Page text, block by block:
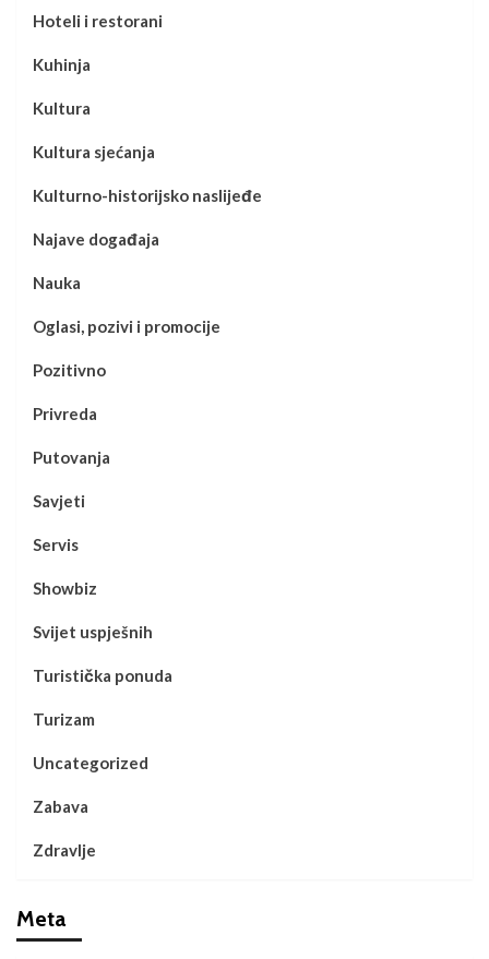
Hoteli i restorani
Kuhinja
Kultura
Kultura sjećanja
Kulturno-historijsko naslijeđe
Najave događaja
Nauka
Oglasi, pozivi i promocije
Pozitivno
Privreda
Putovanja
Savjeti
Servis
Showbiz
Svijet uspješnih
Turistička ponuda
Turizam
Uncategorized
Zabava
Zdravlje
Meta